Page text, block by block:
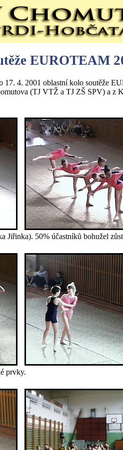
EUROTEAM
17. 4. 2001 oblastní kolo soutěže
(TJ VTŽ a TJ ZŠ SPV) a z
Jiřinka). 50% účastníků bohužel
prvky.